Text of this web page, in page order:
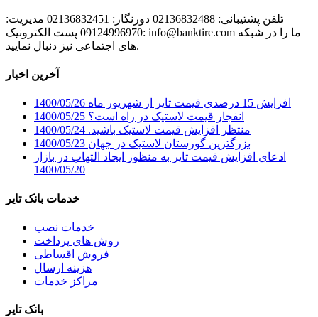
تلفن پشتیبانی: 02136832488 دورنگار: 02136832451 مدیریت:
09124996970 پست الکترونیک: info@banktire.com ما را در شبکه
های اجتماعی نیز دنبال نمایید.
آخرین اخبار
افزایش 15 درصدی قیمت تایر از شهریور ماه
1400/05/26
انفجار قیمت لاستیک در راه است؟ 1400/05/25
منتظر افزایش قیمت لاستیک باشید. 1400/05/24
بزرگترین گورستان لاستیک در جهان 1400/05/23
ادعای افزایش قیمت تایر به منظور ایجاد التهاب در بازار
1400/05/20
خدمات بانک تایر
خدمات نصب
روش های پرداخت
فروش اقساطی
هزینه ارسال
مراکز خدمات
بانک تایر